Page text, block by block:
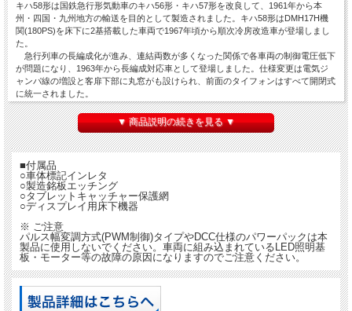
キハ58形は国鉄急行形気動車のキハ56形・キハ57形を改良して、1961年から本
州・四国・九州地方の輸送を目的として製造されました。キハ58形はDMH17H機
関(180PS)を床下に2基搭載した車両で1967年頃から順次冷房改造車が登場しまし
た。
急行列車の長編成化が進み、連結両数が多くなった関係で各車両の制御電圧低下
が問題になり、1963年から長編成対応車として登場しました。仕様変更は電気ジ
ャンパ線の増設と客扉下部に丸窓がも設けられ、前面のタイフォンはすべて開閉式
に統一されました。
製品は、ヘッド＆テールライト・モーターのオン/オフスイッチも搭載され、他の
気動車との連結や停止状態での照明演出が楽しめます。
▼ 商品説明の続きを見る ▼
■付属品
○車体標記インレタ
○製造銘板エッチング
○タブレットキャッチャー保護網
○ディスプレイ用床下機器
※ ご注意
パルス幅変調方式(PWM制御)タイプやDCC仕様のパワーパックは本
製品に使用しないでください。車両に組み込まれているLED照明基
板・モーター等の故障の原因になりますのでご注意ください。